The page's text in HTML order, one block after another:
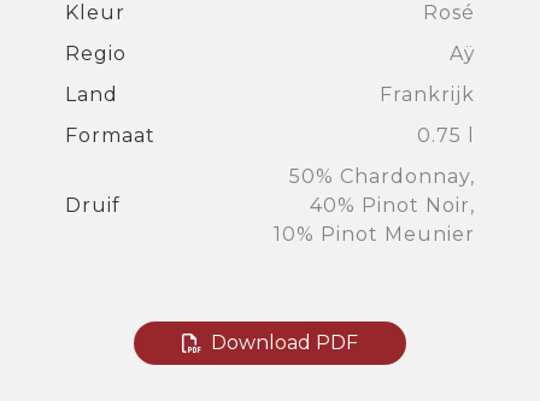
Kleur
Rosé
Regio
Aÿ
Land
Frankrijk
Formaat
0.75 l
Druif
50% Chardonnay,
40% Pinot Noir,
10% Pinot Meunier
Download PDF